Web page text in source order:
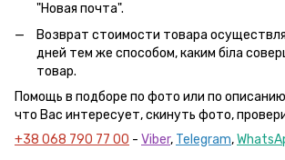
"Новая почта".
Возврат стоимости товара
дней тем же способом, каким біла
товар.
Помощь в подборе по фото или по
что Вас интересует, скинуть фото,
+38 068 790 77 00 - Viber, Telegram,